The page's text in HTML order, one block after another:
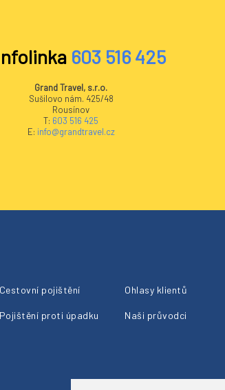
603 516 425
Grand Travel, s.r.o.
Sušilovo nám. 425/48
Rousínov
T: 603 516 425
E: info@grandtravel.cz
Cestovní pojištění
Pojištění proti úpadku
Ohlasy klientů
Naši průvodci